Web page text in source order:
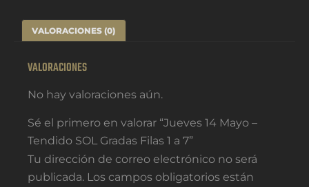
VALORACIONES (0)
VALORACIONES
No hay valoraciones aún.
Sé el primero en valorar “Jueves 14 Mayo –
Tendido SOL Gradas Filas 1 a 7”
Tu dirección de correo electrónico no será
publicada. Los campos obligatorios están